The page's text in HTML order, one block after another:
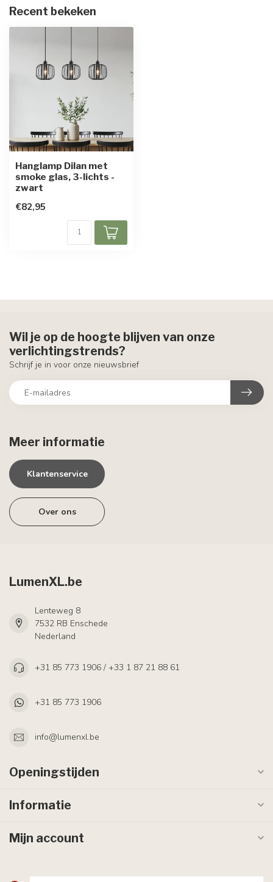
Recent bekeken
Hanglamp Dilan met
smoke glas, 3-lichts -
zwart
€82,95
Meer informatie
Klantenservice
Over ons
Wil je op de hoogte blijven van onze
verlichtingstrends?
Schrijf je in voor onze nieuwsbrief
LumenXL.be
Lenteweg 8
7532 RB Enschede
Nederland
+31 85 773 1906 / +33 1 87 21 88 61
+31 85 773 1906
info@lumenxl.be
Openingstijden
Informatie
Mijn account